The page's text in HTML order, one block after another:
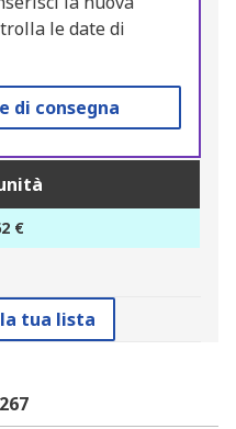
le date di
di consegna
€
tua lista